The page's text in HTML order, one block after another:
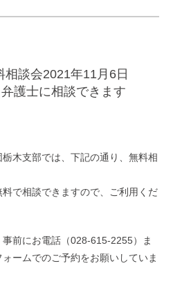
談会2021年11月6日
相談できます
木支部では、下記の通り、無料相
で相談できますので、ご利用くだ
事前にお電話（028-615-2255）ま
ームでのご予約をお願いしていま